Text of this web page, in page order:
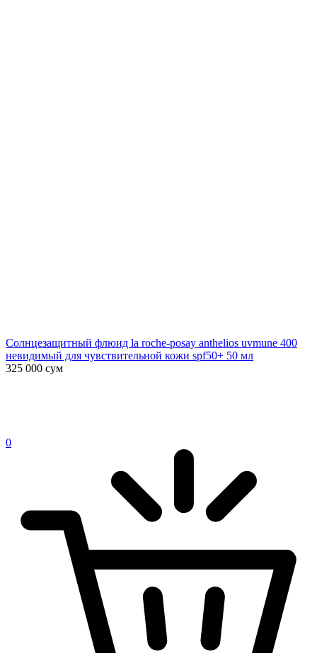
Солнцезащитный флюид la roche-posay anthelios uvmune 400
невидимый для чувствительной кожи spf50+ 50 мл
325 000 сум
0